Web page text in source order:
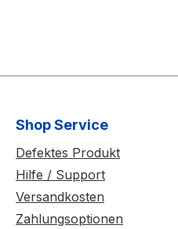
Shop Service
Defektes Produkt
Hilfe / Support
Versandkosten
Zahlungsoptionen